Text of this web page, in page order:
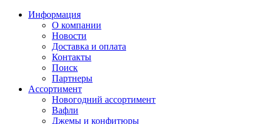
Информация
О компании
Новости
Доставка и оплата
Контакты
Поиск
Партнеры
Ассортимент
Новогодний ассортимент
Вафли
Джемы и конфитюры